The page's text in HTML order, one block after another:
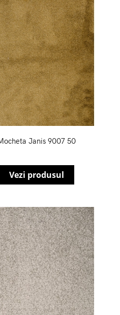
Janis 9007 50
Vezi produsul